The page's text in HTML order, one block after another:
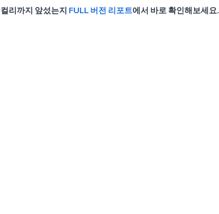
리까지 앞섰는지 FULL 버전 리포트에서 바로 확인해보세요.